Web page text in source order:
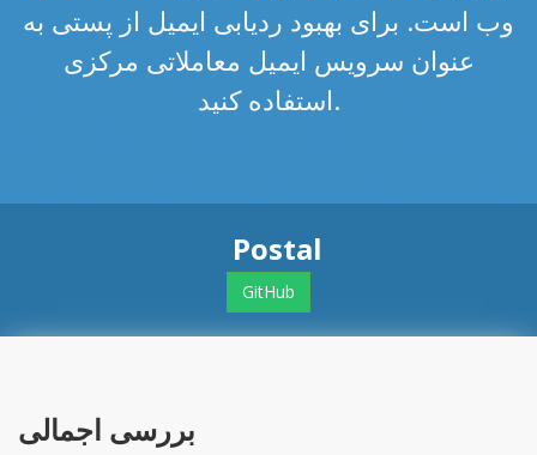
وب است. برای بهبود ردیابی ایمیل از پستی به
عنوان سرویس ایمیل معاملاتی مرکزی
استفاده کنید.
Postal
GitHub
بررسی اجمالی